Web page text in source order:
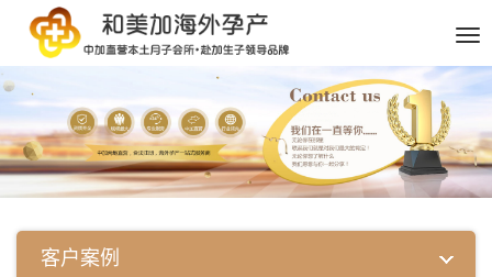
客户案例